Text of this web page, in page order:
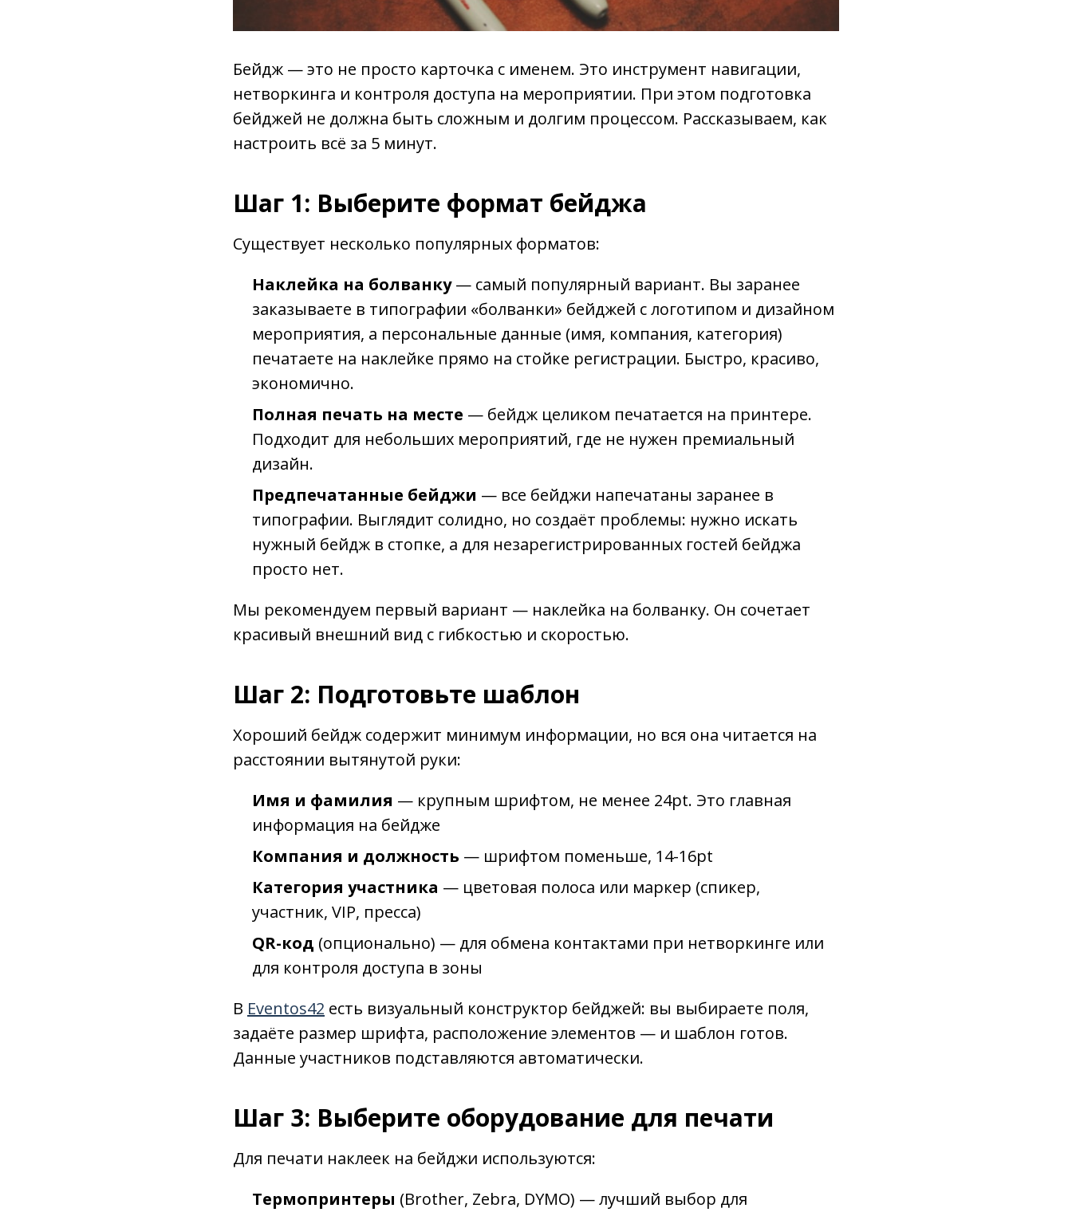
Бейдж — это не просто карточка с именем. Это инструмент навигации,
нетворкинга и контроля доступа на мероприятии. При этом подготовка
бейджей не должна быть сложным и долгим процессом. Рассказываем, как
настроить всё за 5 минут.
Шаг 1: Выберите формат бейджа
Существует несколько популярных форматов:
Наклейка на болванку— самый популярный вариант. Вы заранее
заказываете в типографии «болванки» бейджей с логотипом и дизайном
мероприятия, а персональные данные (имя, компания, категория)
печатаете на наклейке прямо на стойке регистрации. Быстро, красиво,
экономично.
Полная печать на месте — бейдж целиком печатается на принтере.
Подходит для небольших мероприятий, где не нужен премиальный
дизайн.
Предпечатанные бейджи — все бейджи напечатаны заранее в
типографии. Выглядит солидно, но создаёт проблемы: нужно искать
нужный бейдж в стопке, а для незарегистрированных гостей бейджа
просто нет.
Мы рекомендуем первый вариант — наклейка на болванку. Он сочетает
красивый внешний вид с гибкостью и скоростью.
Шаг 2: Подготовьте шаблон
Хороший бейдж содержит минимум информации, но вся она читается на
расстоянии вытянутой руки:
Имя и фамилия — крупным шрифтом, не менее 24pt. Это главная
информация на бейдже
Компания и должность — шрифтом поменьше, 14-16pt
Категория участника — цветовая полоса или маркер (спикер,
участник, VIP, пресса)
QR-код (опционально) — для обмена контактами при нетворкинге или
для контроля доступа в зоны
В Eventos42 есть визуальный конструктор бейджей: вы выбираете поля,
задаёте размер шрифта, расположение элементов — и шаблон готов.
Данные участников подставляются автоматически.
Шаг 3: Выберите оборудование для печати
Для печати наклеек на бейджи используются:
Термопринтеры (Brother, Zebra, DYMO) — лучший выбор для